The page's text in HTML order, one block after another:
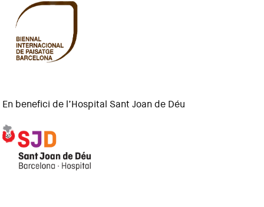
En benefici de l’Hospital Sant Joan de Déu